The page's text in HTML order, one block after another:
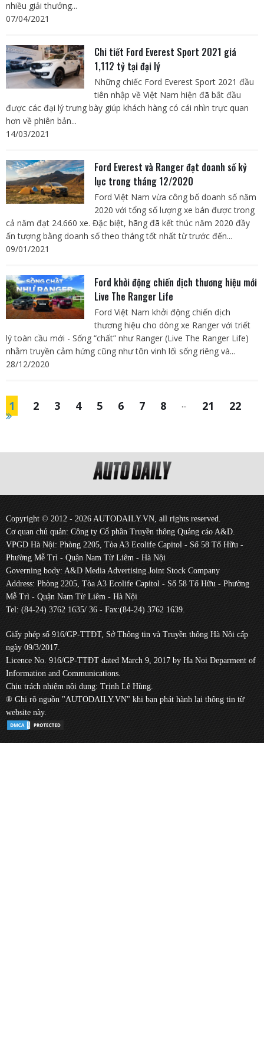
nhiều giải thưởng...
07/04/2021
Chi tiết Ford Everest Sport 2021 giá
1,112 tỷ tại đại lý
Những chiếc Ford Everest Sport 2021 đầu
tiên nhập về Việt Nam hiện đã bắt đầu
được các đại lý trưng bày giúp khách hàng có cái nhìn trực quan
hơn về phiên bản...
14/03/2021
Ford Everest và Ranger đạt doanh số kỷ
lục trong tháng 12/2020
Ford Việt Nam vừa công bố doanh số năm
2020 với tổng số lượng xe bán được trong
cả năm đạt 24.660 xe. Đặc biệt, hãng đã kết thúc năm 2020 đầy
ấn tượng bằng doanh số theo tháng tốt nhất từ trước đến...
09/01/2021
Ford khởi động chiến dịch thương hiệu mới
Live The Ranger Life
Ford Việt Nam khởi động chiến dịch
thương hiệu cho dòng xe Ranger với triết
lý toàn cầu mới - Sống “chất” như Ranger (Live The Ranger Life)
nhằm truyền cảm hứng cũng như tôn vinh lối sống riêng và...
28/12/2020
1 2 3 4 5 6 7 8 ... 21 22
Copyright © 2012 - 2026 AUTODAILY.VN, all rights reserved.
Cơ quan chủ quản: Công ty Cổ phần Truyền thông Quảng cáo A&D.
VPGD Hà Nội: Phòng 2205, Tòa A3 Ecolife Capitol - Số 58 Tố Hữu -
Phường Mễ Trì - Quận Nam Từ Liêm - Hà Nội
Governing body: A&D Media Advertising Joint Stock Company
Address: Phòng 2205, Tòa A3 Ecolife Capitol - Số 58 Tố Hữu - Phường
Mễ Trì - Quận Nam Từ Liêm - Hà Nội
Tel: (84-24) 3762 1635/ 36 - Fax:(84-24) 3762 1639.
Giấy phép số 916/GP-TTĐT, Sở Thông tin và Truyền thông Hà Nội cấp
ngày 09/3/2017.
Licence No. 916/GP-TTĐT dated March 9, 2017 by Ha Noi Deparment of
Information and Communications.
Chịu trách nhiệm nội dung: Trịnh Lê Hùng.
® Ghi rõ nguồn "AUTODAILY.VN" khi bạn phát hành lại thông tin từ
website này.